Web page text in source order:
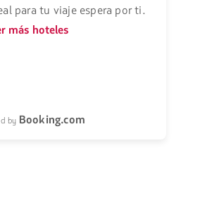
para tu viaje espera por ti.
más hoteles
by Booking.com